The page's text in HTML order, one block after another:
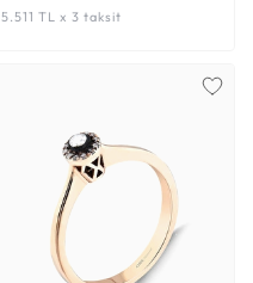
5.511 TL x 3 taksit